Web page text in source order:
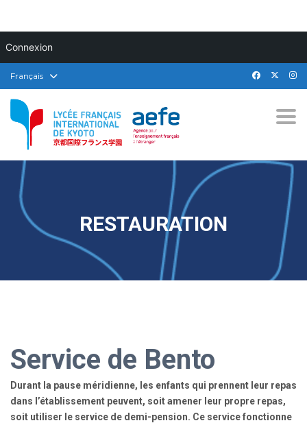
Connexion
Français
RESTAURATION
Service de Bento
Durant la pause méridienne, les enfants qui prennent leur repas
dans l’établissement peuvent, soit amener leur propre repas,
soit utiliser le service de demi-pension. Ce service fonctionne